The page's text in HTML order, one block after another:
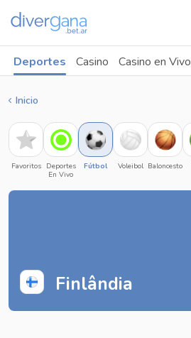
Deportes Casino Casino en Vivo
Inicio
Favoritos
Deportes
En Vivo
Fútbol Voleibol Baloncesto
Finlândia